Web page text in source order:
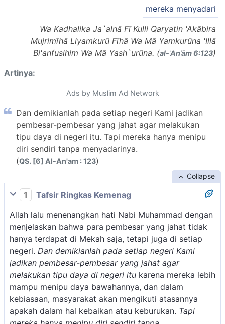
mereka menyadari
Wa Kadhalika Ja`alnā Fī Kulli Qaryatin 'Akābira
Mujrimīhā Liyamkurū Fīhā Wa Mā Yamkurūna 'Illā
Bi'anfusihim Wa Mā Yash`urūna. (al-ʾAnʿām 6:123)
Artinya:
Ads by Muslim Ad Network
Dan demikianlah pada setiap negeri Kami jadikan
pembesar-pembesar yang jahat agar melakukan
tipu daya di negeri itu. Tapi mereka hanya menipu
diri sendiri tanpa menyadarinya.
(QS. [6] Al-An'am : 123)
Collapse
1
Tafsir Ringkas Kemenag
Allah lalu menenangkan hati Nabi Muhammad dengan
menjelaskan bahwa para pembesar yang jahat tidak
hanya terdapat di Mekah saja, tetapi juga di setiap
negeri. Dan demikianlah pada setiap negeri Kami
jadikan pembesar-pembesar yang jahat agar
melakukan tipu daya di negeri itu karena mereka lebih
mampu menipu daya bawahannya, dan dalam
kebiasaan, masyarakat akan mengikuti atasannya
apakah dalam hal kebaikan atau keburukan. Tapi